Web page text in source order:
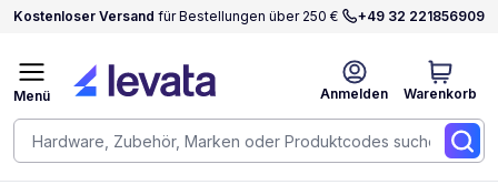
Kostenloser Versand für Bestellungen über 250 € +49 32 221856909
Anmelden Warenkorb
Menü